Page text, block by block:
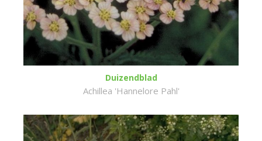
Duizendblad
Achillea 'Hannelore Pahl'